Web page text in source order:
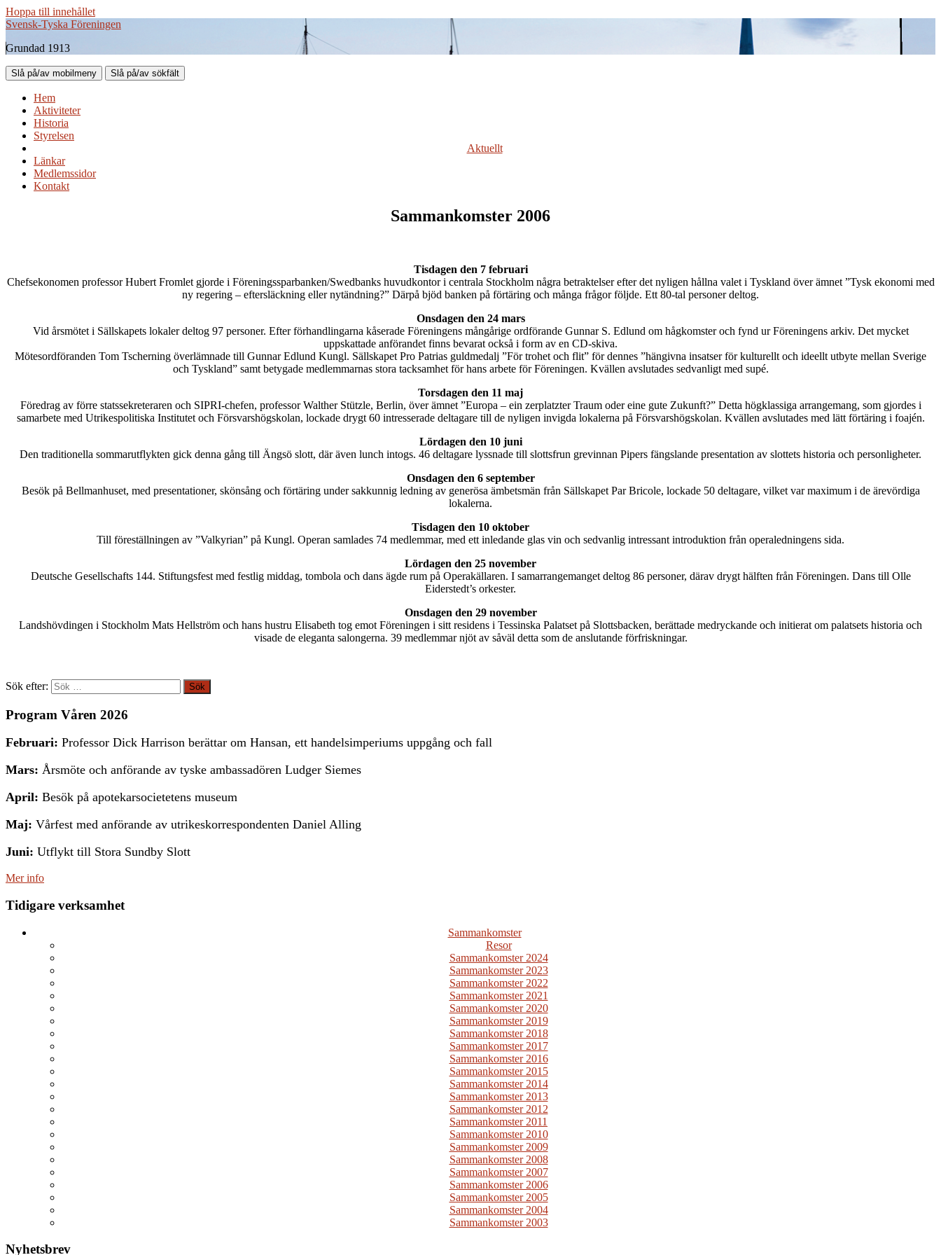
Hoppa till innehållet
Svensk-Tyska Föreningen
Grundad 1913
Slå på/av mobilmeny Slå på/av sökfält
Hem
Aktiviteter
Historia
Styrelsen
Aktuellt
Länkar
Medlemssidor
Kontakt
Sammankomster 2006
Tisdagen den 7 februari
Chefsekonomen professor Hubert Fromlet gjorde i Föreningssparbanken/Swedbanks huvudkontor i centrala Stockholm några betraktelser efter det nyligen hållna valet i Tyskland över ämnet ”Tysk ekonomi med
ny regering – eftersläckning eller nytändning?” Därpå bjöd banken på förtäring och många frågor följde. Ett 80-tal personer deltog.
Onsdagen den 24 mars
Vid årsmötet i Sällskapets lokaler deltog 97 personer. Efter förhandlingarna kåserade Föreningens mångårige ordförande Gunnar S. Edlund om hågkomster och fynd ur Föreningens arkiv. Det mycket
uppskattade anförandet finns bevarat också i form av en CD-skiva.
Mötesordföranden Tom Tscherning överlämnade till Gunnar Edlund Kungl. Sällskapet Pro Patrias guldmedalj ”För trohet och flit” för dennes ”hängivna insatser för kulturellt och ideellt utbyte mellan Sverige
och Tyskland” samt betygade medlemmarnas stora tacksamhet för hans arbete för Föreningen. Kvällen avslutades sedvanligt med supé.
Torsdagen den 11 maj
Föredrag av förre statssekreteraren och SIPRI-chefen, professor Walther Stützle, Berlin, över ämnet ”Europa – ein zerplatzter Traum oder eine gute Zukunft?” Detta högklassiga arrangemang, som gjordes i
samarbete med Utrikespolitiska Institutet och Försvarshögskolan, lockade drygt 60 intresserade deltagare till de nyligen invigda lokalerna på Försvarshögskolan. Kvällen avslutades med lätt förtäring i foajén.
Lördagen den 10 juni
Den traditionella sommarutflykten gick denna gång till Ängsö slott, där även lunch intogs. 46 deltagare lyssnade till slottsfrun grevinnan Pipers fängslande presentation av slottets historia och personligheter.
Onsdagen den 6 september
Besök på Bellmanhuset, med presentationer, skönsång och förtäring under sakkunnig ledning av generösa ämbetsmän från Sällskapet Par Bricole, lockade 50 deltagare, vilket var maximum i de ärevördiga
lokalerna.
Tisdagen den 10 oktober
Till föreställningen av ”Valkyrian” på Kungl. Operan samlades 74 medlemmar, med ett inledande glas vin och sedvanlig intressant introduktion från operaledningens sida.
Lördagen den 25 november
Deutsche Gesellschafts 144. Stiftungsfest med festlig middag, tombola och dans ägde rum på Operakällaren. I samarrangemanget deltog 86 personer, därav drygt hälften från Föreningen. Dans till Olle
Eiderstedt’s orkester.
Onsdagen den 29 november
Landshövdingen i Stockholm Mats Hellström och hans hustru Elisabeth tog emot Föreningen i sitt residens i Tessinska Palatset på Slottsbacken, berättade medryckande och initierat om palatsets historia och
visade de eleganta salongerna. 39 medlemmar njöt av såväl detta som de anslutande förfriskningar.
Sök efter:
Program Våren 2026
Februari: Professor Dick Harrison berättar om Hansan, ett handelsimperiums uppgång och fall
Mars: Årsmöte och anförande av tyske ambassadören Ludger Siemes
April: Besök på apotekarsocietetens museum
Maj: Vårfest med anförande av utrikeskorrespondenten Daniel Alling
Juni: Utflykt till Stora Sundby Slott
Mer info
Tidigare verksamhet
Sammankomster
Resor
Sammankomster 2024
Sammankomster 2023
Sammankomster 2022
Sammankomster 2021
Sammankomster 2020
Sammankomster 2019
Sammankomster 2018
Sammankomster 2017
Sammankomster 2016
Sammankomster 2015
Sammankomster 2014
Sammankomster 2013
Sammankomster 2012
Sammankomster 2011
Sammankomster 2010
Sammankomster 2009
Sammankomster 2008
Sammankomster 2007
Sammankomster 2006
Sammankomster 2005
Sammankomster 2004
Sammankomster 2003
Nyhetsbrev